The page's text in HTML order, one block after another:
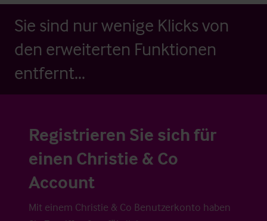
Sie sind nur wenige Klicks von
den erweiterten Funktionen
entfernt...
Registrieren Sie sich für
einen Christie & Co
Account
Mit einem Christie & Co Benutzerkonto haben